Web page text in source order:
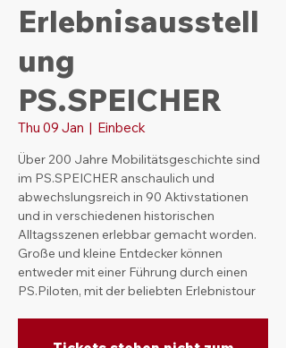
Erlebnisausstell
ung
PS.SPEICHER
Thu 09 Jan
  |
Einbeck
Über 200 Jahre Mobilitätsgeschichte sind
im PS.SPEICHER anschaulich und
abwechslungsreich in 90 Aktivstationen
und in verschiedenen historischen
Alltagsszenen erlebbar gemacht worden.
Große und kleine Entdecker können
entweder mit einer Führung durch einen
PS.Piloten, mit der beliebten Erlebnistour